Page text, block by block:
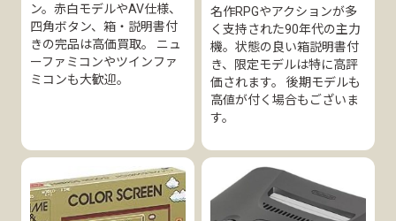
ン。赤白モデルやAV仕様、
四角ボタン、箱・説明書付
きの完品は高価買取。 ニュ
ーファミコンやツインファ
ミコンも大歓迎。
名作RPGやアクションが多
く支持された90年代の主力
機。状態の良い箱説明書付
き、限定モデルは特に高評
価されます。 後期モデルも
高値が付く場合もございま
す。